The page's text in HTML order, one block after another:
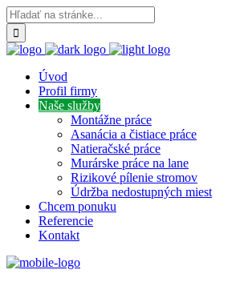
Úvod
Profil firmy
Naše služby
Montážne práce
Asanácia a čistiace práce
Natieračské práce
Murárske práce na lane
Rizikové pílenie stromov
Údržba nedostupných miest
Chcem ponuku
Referencie
Kontakt